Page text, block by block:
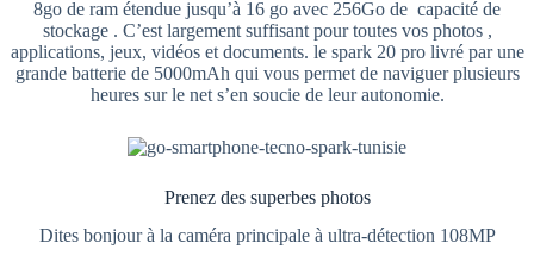
8go de ram étendue jusqu’à 16 go avec 256Go de capacité de
stockage . C’est largement suffisant pour toutes vos photos ,
applications, jeux, vidéos et documents. le spark 20 pro livré par une
grande batterie de 5000mAh qui vous permet de naviguer plusieurs
heures sur le net s’en soucie de leur autonomie.
Prenez des superbes photos
Dites bonjour à la caméra principale à ultra-détection 108MP